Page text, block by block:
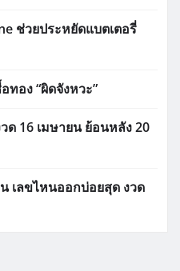
ช่วยประหยัดแบตเตอรี่
อง “ผิดจังหวะ”
ด 16 เมษายน ย้อนหลัง 20
เลขไหนออกบ่อยสุด งวด